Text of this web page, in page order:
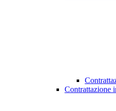
Contrattazione